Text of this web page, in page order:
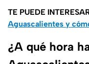
TE PUEDE
Aguascalientes y
¿A qué hora